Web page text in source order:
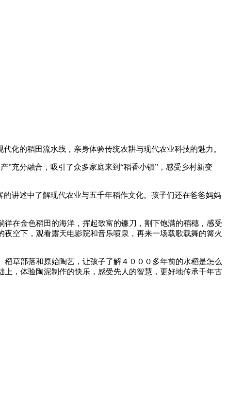
化的稻田流水线，亲身体验传统农耕与现代农业科技的魅力。
”充分融合，吸引了众多家庭来到“稻香小镇”，感受乡村新变
讲述中了解现代农业与五千年稻作文化。孩子们还在爸爸妈妈
在金色稻田的海洋，挥起致富的镰刀，割下饱满的稻穗，感受
空下，观看露天电影院和音乐喷泉，再来一场载歌载舞的篝火
草部落和原始陶艺，让孩子了解４０００多年前的水稻是怎么
，体验陶泥制作的快乐，感受先人的智慧，更好地传承千年古